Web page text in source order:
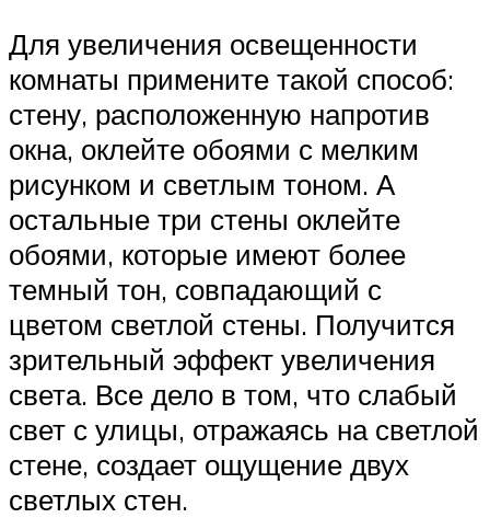
Для увеличения освещенности
комнаты примените такой способ:
стену, расположенную напротив
окна, оклейте обоями с мелким
рисунком и светлым тоном. А
остальные три стены оклейте
обоями, которые имеют более
темный тон, совпадающий с
цветом светлой стены. Получится
зрительный эффект увеличения
света. Все дело в том, что слабый
свет с улицы, отражаясь на светлой
стене, создает ощущение двух
светлых стен.